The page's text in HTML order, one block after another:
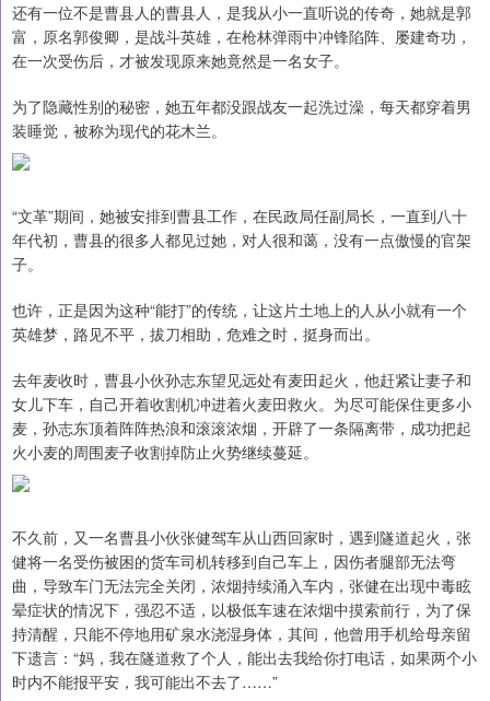
还有一位不是曹县人的曹县人，是我从小一直听说的传奇，她就是郭
富，原名郭俊卿，是战斗英雄，在枪林弹雨中冲锋陷阵、屡建奇功，
在一次受伤后，才被发现原来她竟然是一名女子。
为了隐藏性别的秘密，她五年都没跟战友一起洗过澡，每天都穿着男
装睡觉，被称为现代的花木兰。
“文革”期间，她被安排到曹县工作，在民政局任副局长，一直到八十
年代初，曹县的很多人都见过她，对人很和蔼，没有一点傲慢的官架
子。
也许，正是因为这种“能打”的传统，让这片土地上的人从小就有一个
英雄梦，路见不平，拔刀相助，危难之时，挺身而出。
去年麦收时，曹县小伙孙志东望见远处有麦田起火，他赶紧让妻子和
女儿下车，自己开着收割机冲进着火麦田救火。为尽可能保住更多小
麦，孙志东顶着阵阵热浪和滚滚浓烟，开辟了一条隔离带，成功把起
火小麦的周围麦子收割掉防止火势继续蔓延。
不久前，又一名曹县小伙张健驾车从山西回家时，遇到隧道起火，张
健将一名受伤被困的货车司机转移到自己车上，因伤者腿部无法弯
曲，导致车门无法完全关闭，浓烟持续涌入车内，张健在出现中毒眩
晕症状的情况下，强忍不适，以极低车速在浓烟中摸索前行，为了保
持清醒，只能不停地用矿泉水浇湿身体，其间，他曾用手机给母亲留
下遗言：“妈，我在隧道救了个人，能出去我给你打电话，如果两个小
时内不能报平安，我可能出不去了……”